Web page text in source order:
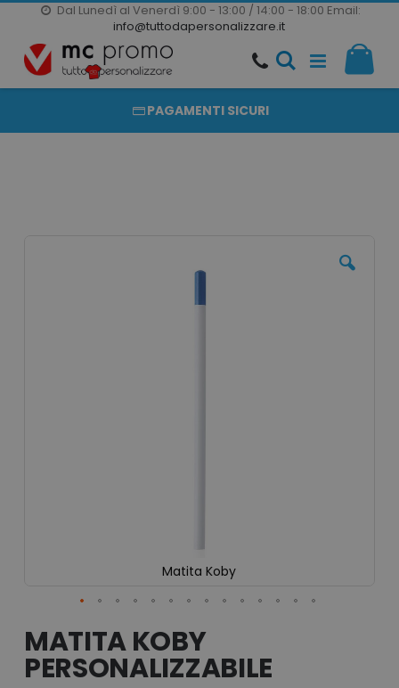
Dal Lunedì al Venerdì 9:00 - 13:00 / 14:00 - 18:00 Email:
info@tuttodapersonalizzare.it
Salta
al
contenuto
20000 PRODOTTI
PRODOTTI COMPLETAMENTE PERSONALIZZABILI
PAGAMENTI SICURI
Matita Koby
all'inizio
della
galleria
di
MATITA KOBY